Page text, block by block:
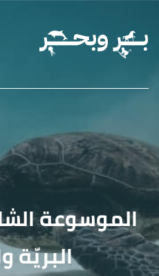
الموسوعة
البريّة